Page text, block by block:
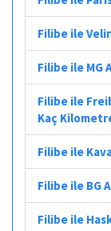
Filibe ile
Filibe ile MG
Filibe ile
Kaç
Filibe ile
Filibe ile BG
Filibe ile